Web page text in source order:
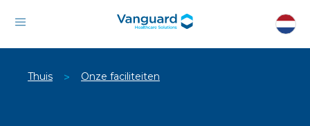
Thuis > Onze faciliteiten